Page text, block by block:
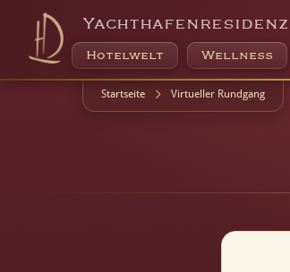
Yachthafenresidenz
Hotelwelt Wellness
Startseite Virtueller Rundgang